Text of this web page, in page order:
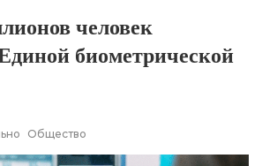
человек
биометрической
Общество